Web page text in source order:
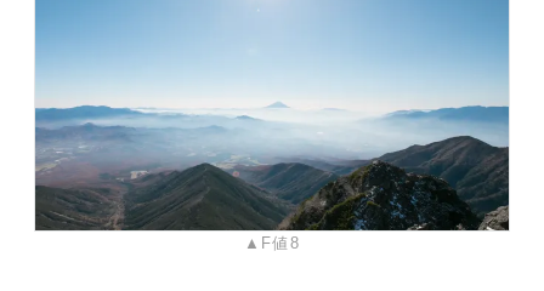
▲F値8